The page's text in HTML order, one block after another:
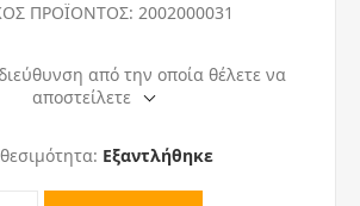
ΠΡΟΪΟΝΤΟΣ: 2002000031
από την οποία θέλετε να
αποστείλετε
Εξαντλήθηκε